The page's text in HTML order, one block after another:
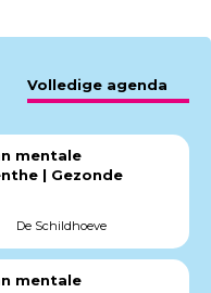
Volledige agenda
mentale
| Gezonde
De Schildhoeve
mentale